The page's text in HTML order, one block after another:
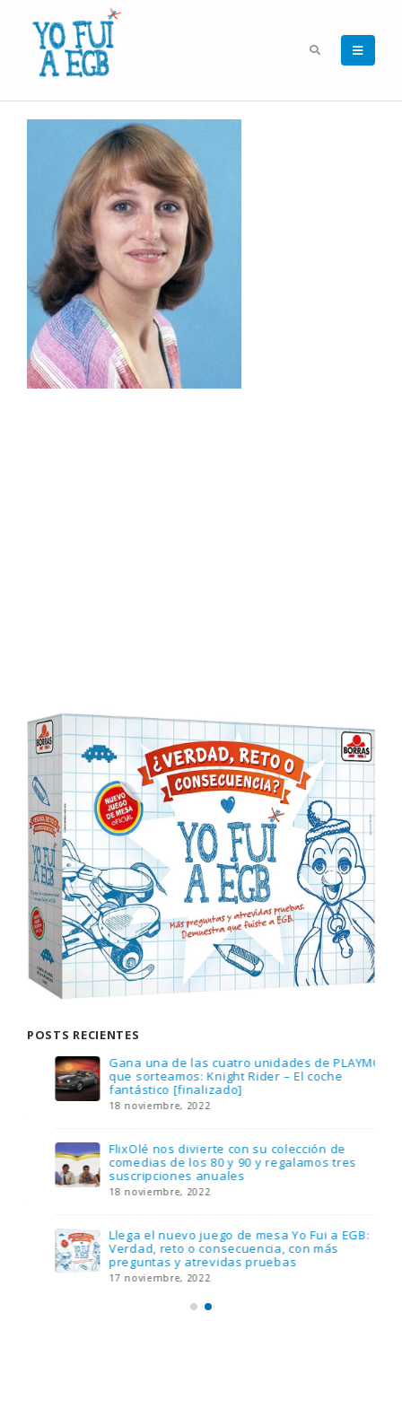
POSTS RECIENTES
Gana una de las cuatro unidades de PLAYMOBIL
que sorteamos: Knight Rider – El coche
fantástico [finalizado]
18 noviembre, 2022
FlixOlé nos divierte con su colección de
comedias de los 80 y 90 y regalamos tres
suscripciones anuales
18 noviembre, 2022
Llega el nuevo juego de mesa Yo Fui a EGB:
Verdad, reto o consecuencia, con más
preguntas y atrevidas pruebas
17 noviembre, 2022